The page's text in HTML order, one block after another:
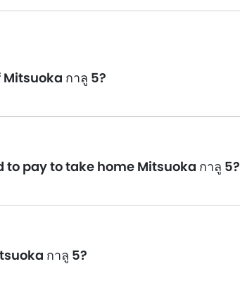
กาลู 5?
to pay to take home Mitsuoka กาลู 5?
กาลู 5?